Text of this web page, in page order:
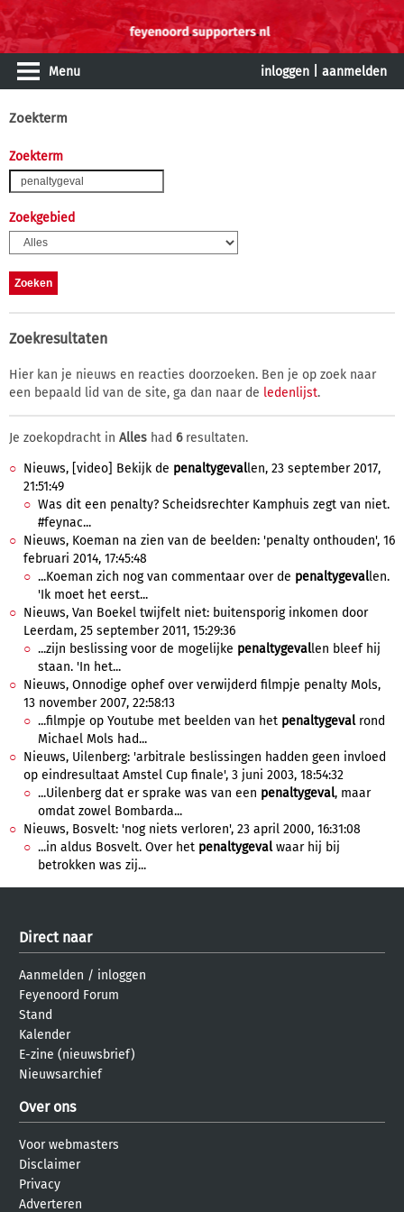
Menu inloggen aanmelden
Zoekterm
Zoekterm
Zoekgebied
Zoekresultaten
Hier kan je nieuws en reacties doorzoeken. Ben je op zoek naar
een bepaald lid van de site, ga dan naar de ledenlijst.
Je zoekopdracht in Alles had 6resultaten.
Nieuws, [video] Bekijk de penaltygevallen, 23 september 2017,
21:51:49
Was dit een penalty? Scheidsrechter Kamphuis zegt van niet.
#feynac...
Nieuws, Koeman na zien van de beelden: 'penalty onthouden', 16
februari 2014, 17:45:48
...Koeman zich nog van commentaar over de penaltygevallen.
'Ik moet het eerst...
Nieuws, Van Boekel twijfelt niet: buitensporig inkomen door
Leerdam, 25 september 2011, 15:29:36
...zijn beslissing voor de mogelijke penaltygevallen bleef hij
staan. 'In het...
Nieuws, Onnodige ophef over verwijderd filmpje penalty Mols,
13 november 2007, 22:58:13
...filmpje op Youtube met beelden van het penaltygevalrond
Michael Mols had...
Nieuws, Uilenberg: 'arbitrale beslissingen hadden geen invloed
op eindresultaat Amstel Cup finale', 3 juni 2003, 18:54:32
...Uilenberg dat er sprake was van een penaltygeval, maar
omdat zowel Bombarda...
Nieuws, Bosvelt: 'nog niets verloren', 23 april 2000, 16:31:08
...in aldus Bosvelt. Over het penaltygevalwaar hij bij
betrokken was zij...
Direct naar
Aanmelden / inloggen
Feyenoord Forum
Stand
Kalender
E-zine (nieuwsbrief)
Nieuwsarchief
Over ons
Voor webmasters
Disclaimer
Privacy
Adverteren